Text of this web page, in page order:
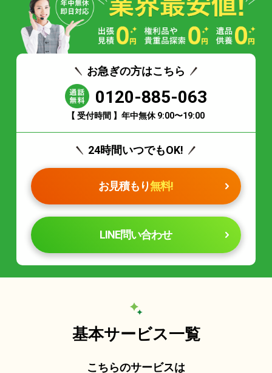
お急ぎの方はこちら
0120-885-063
【 受付時間 】年中無休 9:00〜19:00
24時間いつでもOK!
お見積もり無料!
LINE問い合わせ
基本サービス一覧
こちらのサービスは